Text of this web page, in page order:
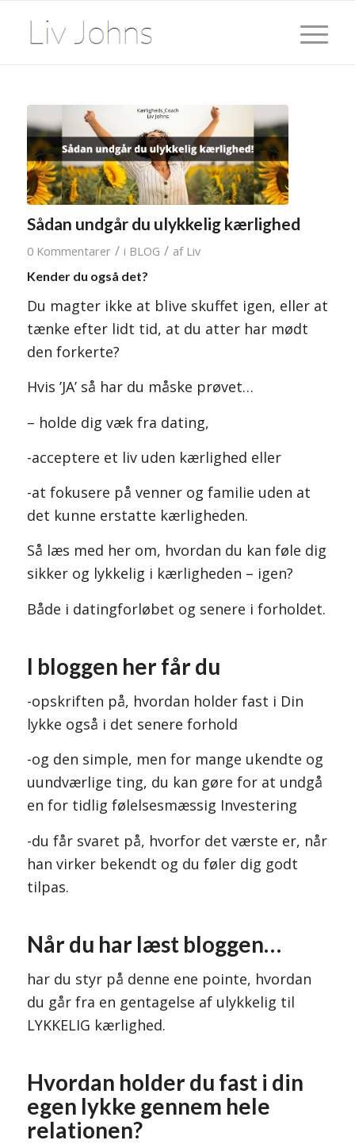
Sådan undgår du ulykkelig kærlighed
0 Kommentarer / i BLOG / af Liv
Kender du også det?
Du magter ikke at blive skuffet igen, eller at
tænke efter lidt tid, at du atter har mødt
den forkerte?
Hvis ’JA’ så har du måske prøvet…
– holde dig væk fra dating,
-acceptere et liv uden kærlighed eller
-at fokusere på venner og familie uden at
det kunne erstatte kærligheden.
Så læs med her om, hvordan du kan føle dig
sikker og lykkelig i kærligheden – igen?
Både i datingforløbet og senere i forholdet.
I bloggen her får du
-opskriften på, hvordan holder fast i Din
lykke også i det senere forhold
-og den simple, men for mange ukendte og
uundværlige ting, du kan gøre for at undgå
en for tidlig følelsesmæssig Investering
-du får svaret på, hvorfor det værste er, når
han virker bekendt og du føler dig godt
tilpas.
Når du har læst bloggen…
har du styr på denne ene pointe, hvordan
du går fra en gentagelse af ulykkelig til
LYKKELIG kærlighed.
Hvordan holder du fast i din
egen lykke gennem hele
relationen?